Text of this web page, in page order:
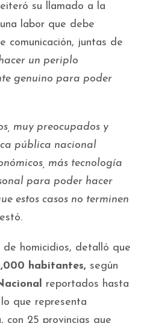
su llamado a la
labor que debe
comunicación, juntas de
un periplo
genuino para poder
muy preocupados y
pública nacional
más tecnología
para poder hacer
estos casos no terminen
homicidios, detalló que
habitantes, según
reportados hasta
que representa
, con 25 provincias que